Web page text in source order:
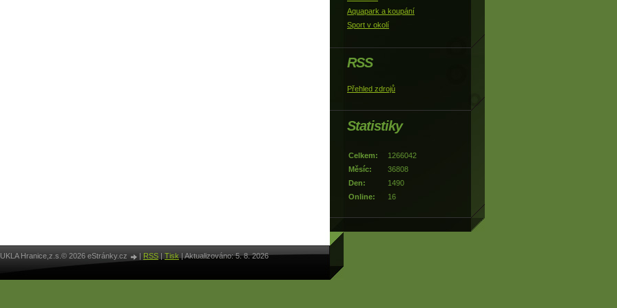
Aquapark a koupání
Sport v okolí
RSS
Přehled zdrojů
Statistiky
Online: 16
Celkem:
1266042
Měsíc:
36808
Den:
1490
Hranice,z.s.© 2026 eStránky.cz RSS Tisk Aktualizováno: 5. 8. 2026